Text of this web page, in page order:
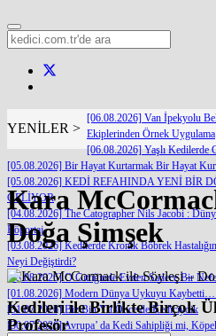
YENİLER >
[06.08.2026] Van İpekyolu
Ekiplerinden Örnek Uygulama
[06.08.2026] Yaşlı Kedilerde
[05.08.2026] Bir Hayat Kurtarmak Bir Hayat
[05.08.2026] KEDİ REFAHINDA YENİ BİR
GELİYOR
[04.08.2026] The Catographer Nils Jacobi :
Röportaj
[03.08.2026] Kedilerde Kronik Böbrek
Neyi Değiştirdi?
[03.08.2026] O Gittiğinde Evden Sadece Bir
[01.08.2026] Modern Dünya Uykuyu Kaybetti…
[31.07.2026] Biz Bin Yıl Önce de Kediciydik
[30.07.2026] Avrupa’ da Kedi Sahipliği mi,
Kara
Doğa Şimşek
Kedileri ile Birlikte Birçok
Profesör